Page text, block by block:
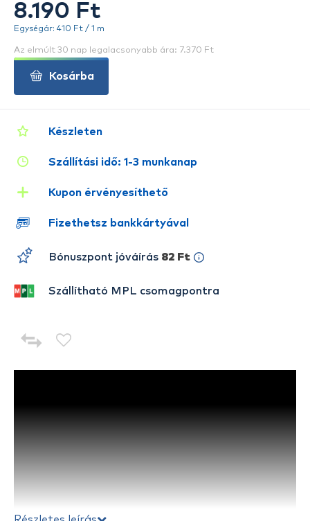
Készleten
Szállítási idő: 1-3 munkanap
Kupon érvényesíthető
Fizethetsz bankkártyával
Bónuszpont jóváírás 82 Ft
Szállítható MPL csomagpontra
8.190 Ft
Egységár: 410 Ft / 1 m
Az elmúlt 30 nap legalacsonyabb ára: 7.370 Ft
Kosárba